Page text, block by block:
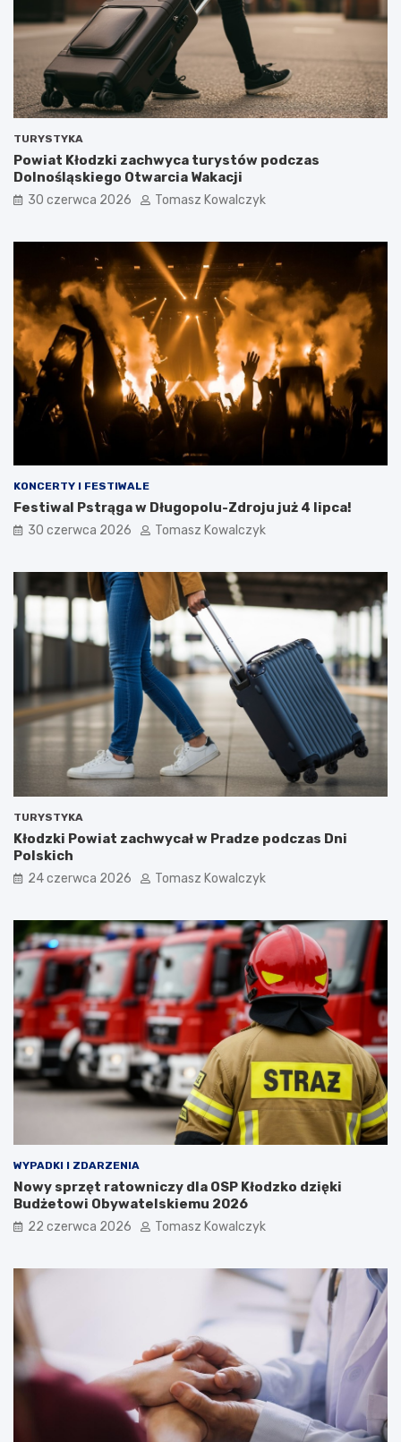
TURYSTYKA
Powiat Kłodzki zachwyca turystów podczas
Dolnośląskiego Otwarcia Wakacji
30 czerwca 2026 Tomasz Kowalczyk
KONCERTY I FESTIWALE
Festiwal Pstrąga w Długopolu-Zdroju już 4 lipca!
30 czerwca 2026 Tomasz Kowalczyk
TURYSTYKA
Kłodzki Powiat zachwycał w Pradze podczas Dni
Polskich
24 czerwca 2026 Tomasz Kowalczyk
WYPADKI I ZDARZENIA
Nowy sprzęt ratowniczy dla OSP Kłodzko dzięki
Budżetowi Obywatelskiemu 2026
22 czerwca 2026 Tomasz Kowalczyk